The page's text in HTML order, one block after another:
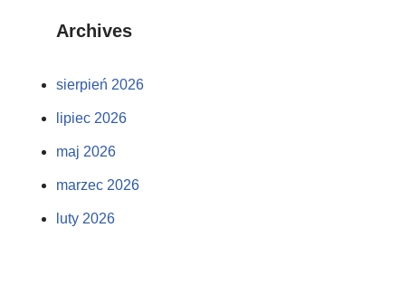
Archives
sierpień 2026
lipiec 2026
maj 2026
marzec 2026
luty 2026